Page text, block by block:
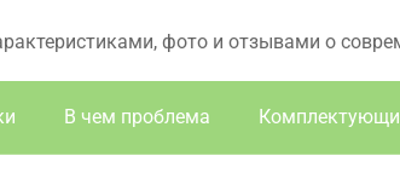
фото и отзывами о
В чем проблема